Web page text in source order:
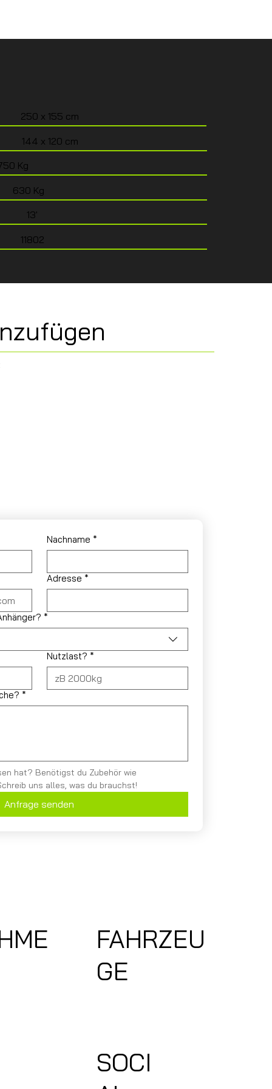
250 x 155 cm
144 x 120 cm
Kg
630 Kg
13'
11802
Nachname *
Adresse *
*
Nutzlast? *
*
hat? Benötigst du Zubehör wie
uns alles, was du brauchst!
Anfrage senden
FAHRZEU
GE
SOCI